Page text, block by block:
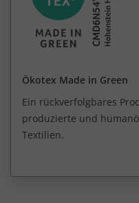
Ökotex Made in Green
Ein rückverfolgbares
produzierte und
Textilien.